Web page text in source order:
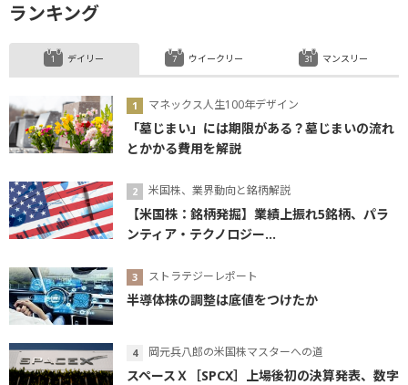
ランキング
デイリー
マネックス人生100年デザイン
「墓じまい」には期限がある？墓じまいの流れ
とかかる費用を解説
米国株、業界動向と銘柄解説
【米国株：銘柄発掘】業績上振れ5銘柄、パラ
ンティア・テクノロジー...
ストラテジーレポート
半導体株の調整は底値をつけたか
岡元兵八郎の米国株マスターへの道
スペースＸ［SPCX］上場後初の決算発表、数字
ウイークリー マンスリー